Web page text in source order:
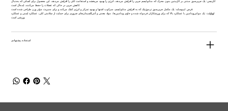
کارنیجن: یک چربی‌سوز مبتنی بر کارنیتین بدون محرک که متابولیسم چربی را افزایش می‌دهد، انرژی را بهبود می‌بخشد و استقامت کلی را افزایش می‌دهد. این محصول برای کسانی که به‌دنبال
کاهش چربی در حالی که عضلات را حفظ می‌کنند، ایده‌آل است.
قرص لیپوساید: یک مکمل چربی‌سوز ترموژنیک که به افزایش متابولیسم، سرکوب اشتها و بهبود تمرکز و انرژی کمک می‌کند و برای مدیریت مؤثر وزن طراحی شده است.
اوواوایت: یک مولتی‌ویتامین با عملکرد بالا که برای ورزشکاران فرموله شده و حاوی ویتامین‌ها، مواد معدنی و آنتی‌اکسیدان‌های ضروری برای حمایت از سلامتی کلی، عملکرد ایمنی و عملکرد
ورزشی است.
استفاده پیشنهادی